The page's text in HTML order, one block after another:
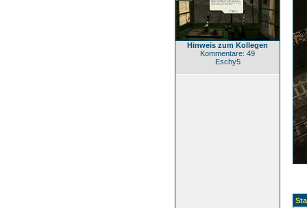
Hinweis zum Kollegen
Kommentare: 49
Eschy5